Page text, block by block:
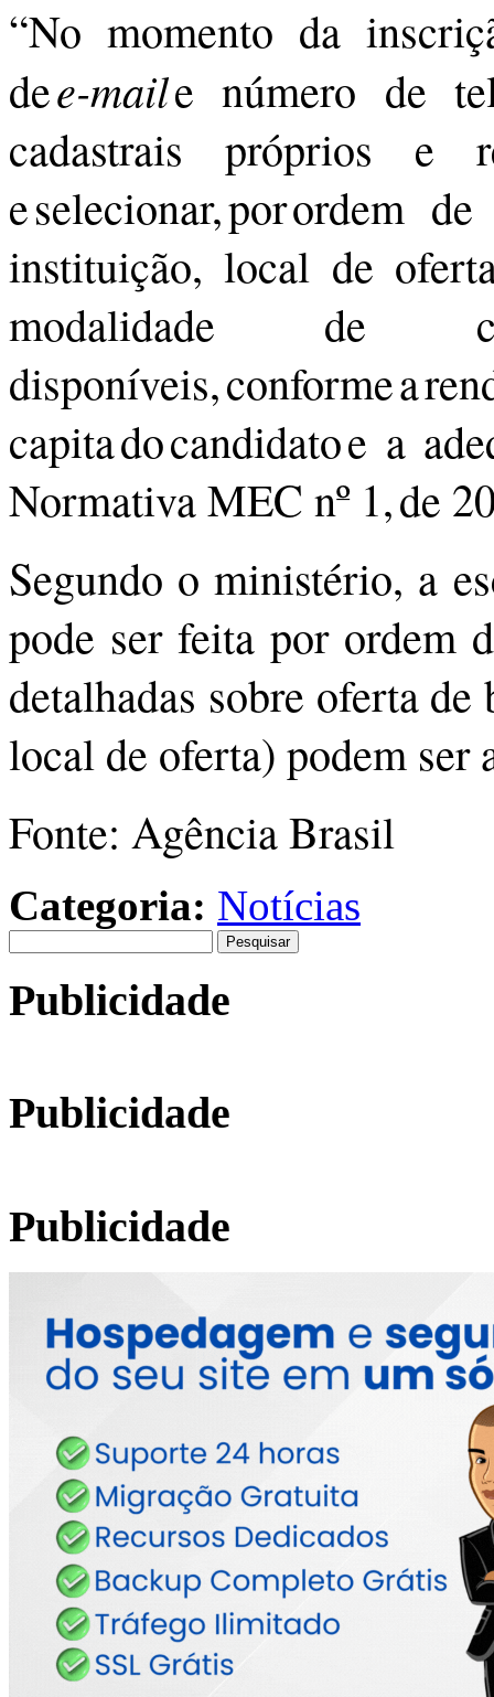
“No momento da
dee-maile número de
cadastrais próprios e
e selecionar, por ordem
instituição, local de
modalidade de
disponíveis, conforme a
capita do candidato e a
Normativa MEC nº 1, de
Segundo o ministério, a
pode ser feita por ordem
detalhadas sobre oferta
local de oferta) podem ser
Fonte: Agência Brasil
Categoria: Notícias
por:
Publicidade
Publicidade
Publicidade